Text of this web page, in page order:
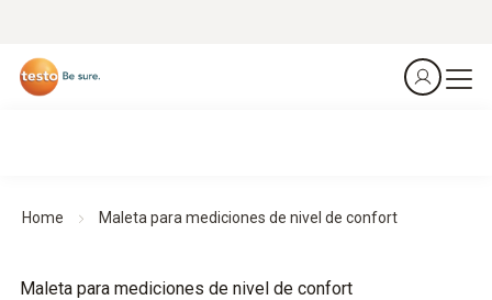
Home Maleta para mediciones de nivel de confort
Maleta para mediciones de nivel de confort